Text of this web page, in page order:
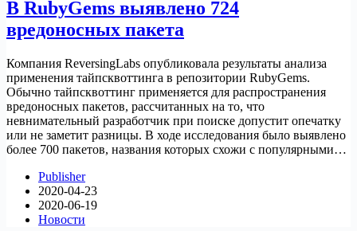
В RubyGems выявлено 724
вредоносных пакета
Компания ReversingLabs опубликовала результаты анализа
применения тайпсквоттинга в репозитории RubyGems.
Обычно тайпсквоттинг применяется для распространения
вредоносных пакетов, рассчитанных на то, что
невнимательный разработчик при поиске допустит опечатку
или не заметит разницы. В ходе исследования было выявлено
более 700 пакетов, названия которых схожи с популярными…
Publisher
2020-04-23
2020-06-19
Новости